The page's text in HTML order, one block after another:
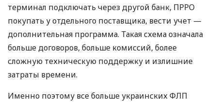
терминал подключать через другой банк, ПРРО
покупать у отдельного поставщика, вести учет —
дополнительная программа. Такая схема означала
больше договоров, больше комиссий, более
сложную техническую поддержку и излишние
затраты времени.
Именно поэтому все больше украинских ФЛП